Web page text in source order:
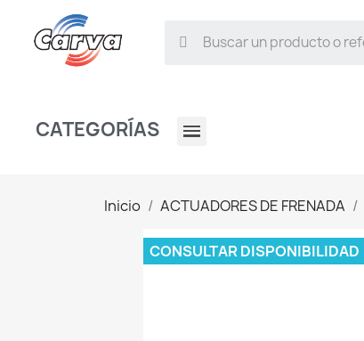
CATEGORÍAS
Inicio ACTUADORES DE FRENADA
CONSULTAR DISPONIBILIDAD